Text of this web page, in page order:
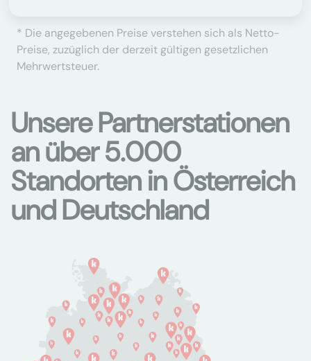
* Die angegebenen Preise verstehen sich als Netto-
Preise, zuzüglich der derzeit gültigen gesetzlichen
Mehrwertsteuer.
Unsere Partnerstationen
an über 5.000
Standorten in Österreich
und Deutschland